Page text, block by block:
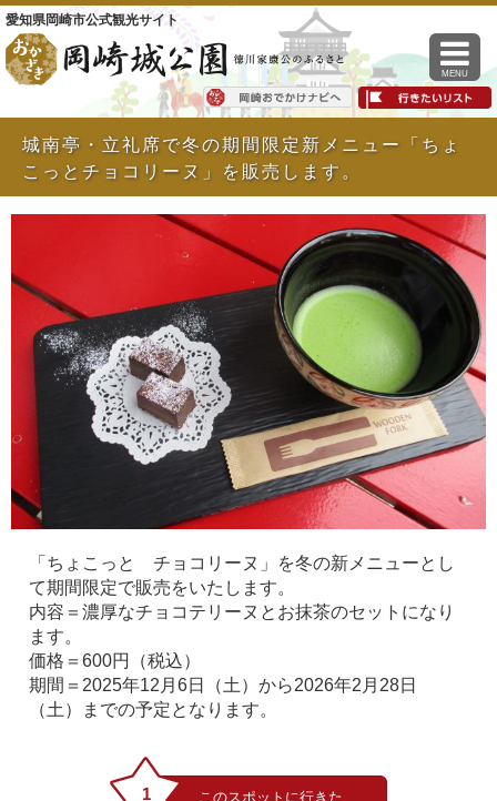
愛知県岡崎市公式観光サイト
MENU
城南亭・立礼席で冬の期間限定新メニュー「ちょ
こっとチョコリーヌ」を販売します。
「ちょこっと チョコリーヌ」を冬の新メニューとし
て期間限定で販売をいたします。
内容＝濃厚なチョコテリーヌとお抹茶のセットになり
ます。
価格＝600円（税込）
期間＝2025年12月6日（土）から2026年2月28日
（土）までの予定となります。
1